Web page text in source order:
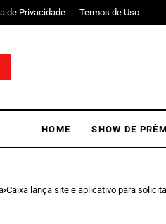
de Privacidade Termos de Uso
HOME SHOW DE
Caixa lança site e aplicativo para